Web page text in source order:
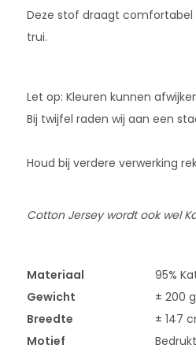
Deze stof draagt comfortabel
trui.
Let op: Kleuren kunnen
Bij twijfel raden wij aan een
Houd bij verdere verwerking
Cotton Jersey wordt ook wel
Materiaal
95%
Gewicht
± 200
Breedte
± 147
Motief
Bedrukt